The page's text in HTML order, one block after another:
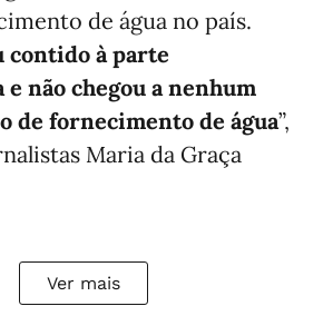
de água no país.
contido à parte
não chegou a nenhum
de fornecimento de água”,
Maria da Graça
Ver mais